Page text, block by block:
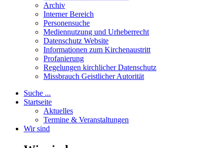
Archiv
Interner Bereich
Personensuche
Mediennutzung und Urheberrecht
Datenschutz Website
Informationen zum Kirchenaustritt
Profanierung
Regelungen kirchlicher Datenschutz
Missbrauch Geistlicher Autorität
Suche ...
Startseite
Aktuelles
Termine & Veranstaltungen
Wir sind